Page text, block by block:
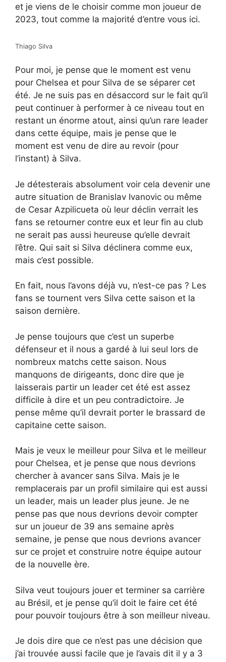
et je viens de le choisir comme mon joueur de
2023, tout comme la majorité d’entre vous ici.
Thiago Silva
Pour moi, je pense que le moment est venu
pour Chelsea et pour Silva de se séparer cet
été. Je ne suis pas en désaccord sur le fait qu’il
peut continuer à performer à ce niveau tout en
restant un énorme atout, ainsi qu’un rare leader
dans cette équipe, mais je pense que le
moment est venu de dire au revoir (pour
l’instant) à Silva.
Je détesterais absolument voir cela devenir une
autre situation de Branislav Ivanovic ou même
de Cesar Azpilicueta où leur déclin verrait les
fans se retourner contre eux et leur fin au club
ne serait pas aussi heureuse qu’elle devrait
l’être. Qui sait si Silva déclinera comme eux,
mais c’est possible.
En fait, nous l’avons déjà vu, n’est-ce pas ? Les
fans se tournent vers Silva cette saison et la
saison dernière.
Je pense toujours que c’est un superbe
défenseur et il nous a gardé à lui seul lors de
nombreux matchs cette saison. Nous
manquons de dirigeants, donc dire que je
laisserais partir un leader cet été est assez
difficile à dire et un peu contradictoire. Je
pense même qu’il devrait porter le brassard de
capitaine cette saison.
Mais je veux le meilleur pour Silva et le meilleur
pour Chelsea, et je pense que nous devrions
chercher à avancer sans Silva. Mais je le
remplacerais par un profil similaire qui est aussi
un leader, mais un leader plus jeune. Je ne
pense pas que nous devrions devoir compter
sur un joueur de 39 ans semaine après
semaine, je pense que nous devrions avancer
sur ce projet et construire notre équipe autour
de la nouvelle ère.
Silva veut toujours jouer et terminer sa carrière
au Brésil, et je pense qu’il doit le faire cet été
pour pouvoir toujours être à son meilleur niveau.
Je dois dire que ce n’est pas une décision que
j’ai trouvée aussi facile que je l’avais dit il y a 3